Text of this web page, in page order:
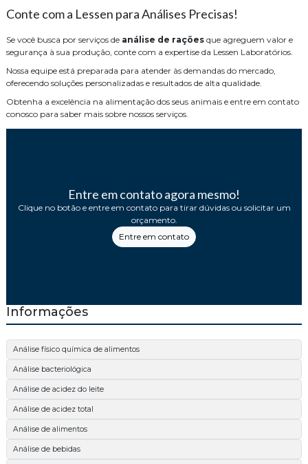
Conte com a Lessen para Análises Precisas!
Se você busca por serviços de análise de rações que agreguem valor e
segurança à sua produção, conte com a expertise da Lessen Laboratórios.
Nossa equipe está preparada para atender às demandas do mercado,
oferecendo soluções personalizadas e resultados de alta qualidade.
Obtenha a excelência na alimentação dos seus animais e entre em contato
conosco para saber mais sobre nossos serviços.
Entre em contato agora mesmo!
Clique no botão e entre em contato para tirar dúvidas ou solicitar um
orçamento.
Entre em contato
Informações
Análise físico química de alimentos
Análise bacteriológica
Análise de acidez do leite
Análise de acidez total
Análise de alimentos
Análise de bebidas